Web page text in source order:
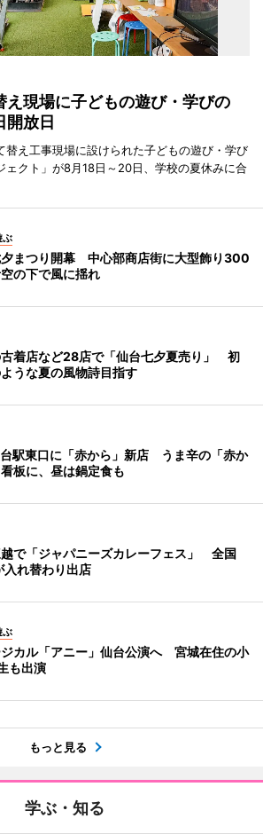
え現場に子どもの遊び・学びの
放日
替え工事現場に設けられた子どもの遊び・学び
ェクト」が8月18日～20日、学校の夏休みに合
ぶ
まつり開幕 中心部商店街に大型飾り300
の下で風に揺れ
着店など28店で「仙台七夕夏売り」 初
うな夏の風物詩目指す
駅東口に「赤から」新店 うま辛の「赤か
板に、昼は鍋定食も
で「ジャパニーズカレーフェス」 全国
れ替わり出店
ぶ
ジカル「アニー」仙台公演へ 宮城在住の小
も出演
もっと見る
学ぶ・知る